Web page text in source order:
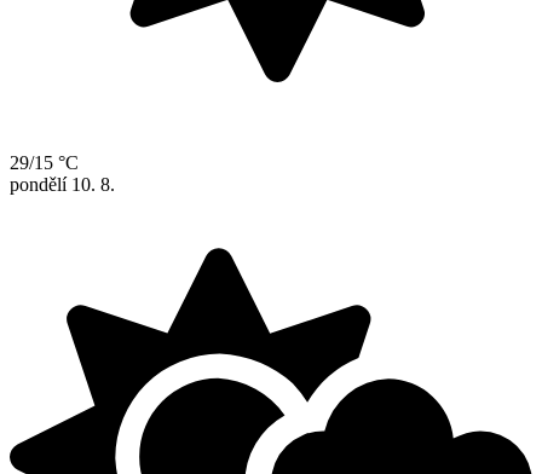
29/15 °C
pondělí 10. 8.